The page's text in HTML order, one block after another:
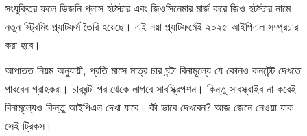
সংযুক্তির ফলে ডিজনি প্লাস হটস্টার এবং জিওসিনেমার মার্জ করে জিও হটস্টার নামে
নতুন স্ট্রিমিং প্ল্যাটফর্ম তৈরি হয়েছে। এই নয়া প্ল্যাটফর্মেই ২০২৫ আইপিএল সম্প্রচার
করা হবে।
আপাতত নিয়ম অনুযায়ী, প্রতি মাসে মাত্র চার ঘন্টা বিনামূল্যে যে কোনও কনটেন্ট দেখতে
পারবেন গ্রাহকরা। চারঘন্টা পর থেকে লাগবে সাবস্ক্রিপশন। কিন্তু সাবস্ক্রাইব না করেই
বিনামূল্যেও কিন্তু আইপিএল দেখা যাবে। কী ভাবে দেখবেন? আজ জেনে নেওয়া যাক
সেই ট্রিকস।